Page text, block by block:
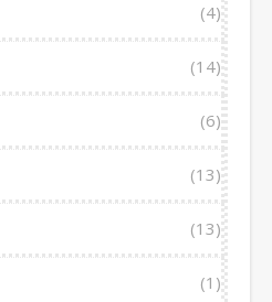
(4)
(14)
(6)
(13)
(13)
(1)